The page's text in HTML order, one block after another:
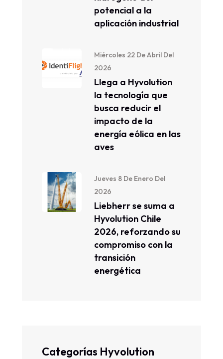
potencial a la
aplicación industrial
Miércoles 22 De Abril Del
2026
Llega a Hyvolution
la tecnología que
busca reducir el
impacto de la
energía eólica en las
aves
Jueves 8 De Enero Del
2026
Liebherr se suma a
Hyvolution Chile
2026, reforzando su
compromiso con la
transición
energética
Categorías Hyvolution